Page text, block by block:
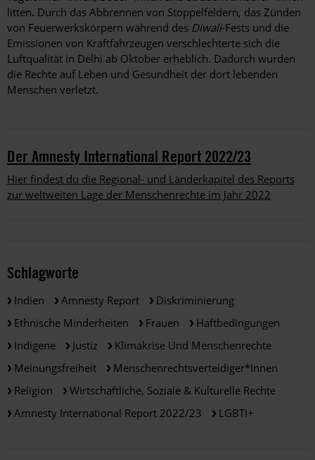
litten. Durch das Abbrennen von Stoppelfeldern, das Zünden
von Feuerwerkskörpern während des Diwali-Fests und die
Emissionen von Kraftfahrzeugen verschlechterte sich die
Luftqualität in Delhi ab Oktober erheblich. Dadurch wurden
die Rechte auf Leben und Gesundheit der dort lebenden
Menschen verletzt.
Der Amnesty International Report 2022/23
Hier findest du die Regional- und Länderkapitel des Reports
zur weltweiten Lage der Menschenrechte im Jahr 2022
Schlagworte
Indien Amnesty Report
Diskriminierung
Ethnische Minderheiten
Frauen
Haftbedingungen
Indigene
Justiz
Klimakrise Und Menschenrechte
Meinungsfreiheit
Menschenrechtsverteidiger*innen
Religion
Wirtschaftliche, Soziale & Kulturelle Rechte
Amnesty International Report 2022/23
LGBTI+